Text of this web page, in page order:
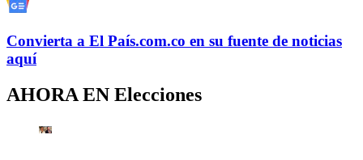
Convierta a El País.com.co en su fuente de noticias
aquí
AHORA EN Elecciones